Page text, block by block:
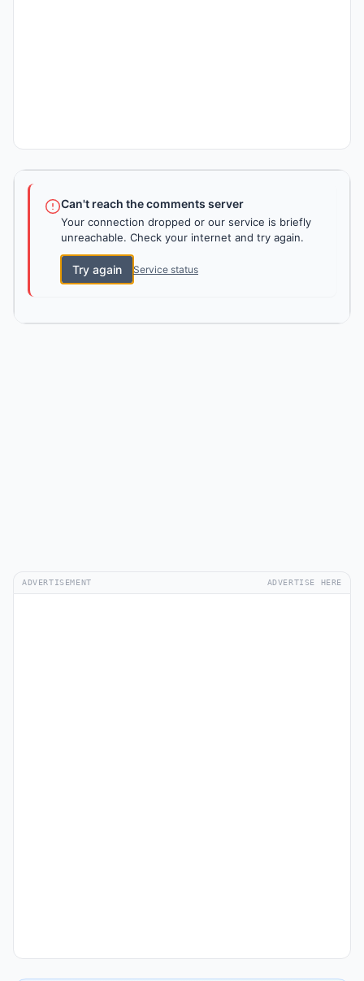
Can't reach the comments server
Your connection dropped or our service is briefly
unreachable. Check your internet and try again.
Try again Service status
ADVERTISEMENT ADVERTISE HERE